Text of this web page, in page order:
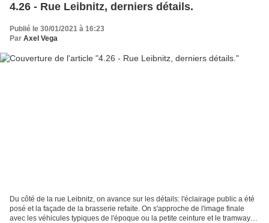
4.26 - Rue Leibnitz, derniers détails.
Publié le 30/01/2021 à 16:23
Par Axel Vega
Du côté de la rue Leibnitz, on avance sur les détails: l'éclairage public a été
posé et la façade de la brasserie refaite. On s'approche de l'image finale
avec les véhicules typiques de l'époque ou la petite ceinture et le tramway